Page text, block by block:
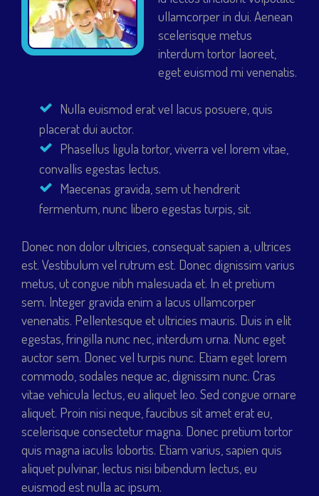
ullamcorper in dui. Aenean
scelerisque metus
interdum tortor laoreet,
eget euismod mi venenatis.
Nulla euismod erat vel lacus posuere, quis
placerat dui auctor.
Phasellus ligula tortor, viverra vel lorem vitae,
convallis egestas lectus.
Maecenas gravida, sem ut hendrerit
fermentum, nunc libero egestas turpis, sit.
Donec non dolor ultricies, consequat sapien a, ultrices
est. Vestibulum vel rutrum est. Donec dignissim varius
metus, ut congue nibh malesuada et. In et pretium
sem. Integer gravida enim a lacus ullamcorper
venenatis. Pellentesque et ultricies mauris. Duis in elit
egestas, fringilla nunc nec, interdum urna. Nunc eget
auctor sem. Donec vel turpis nunc. Etiam eget lorem
commodo, sodales neque ac, dignissim nunc. Cras
vitae vehicula lectus, eu aliquet leo. Sed congue ornare
aliquet. Proin nisi neque, faucibus sit amet erat eu,
scelerisque consectetur magna. Donec pretium tortor
quis magna iaculis lobortis. Etiam varius, sapien quis
aliquet pulvinar, lectus nisi bibendum lectus, eu
euismod est nulla ac ipsum.